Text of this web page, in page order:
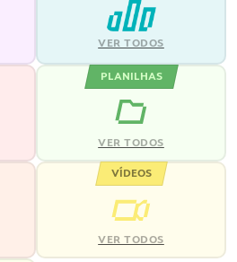
VER TODOS
PLANILHAS
VER TODOS
VÍDEOS
VER TODOS